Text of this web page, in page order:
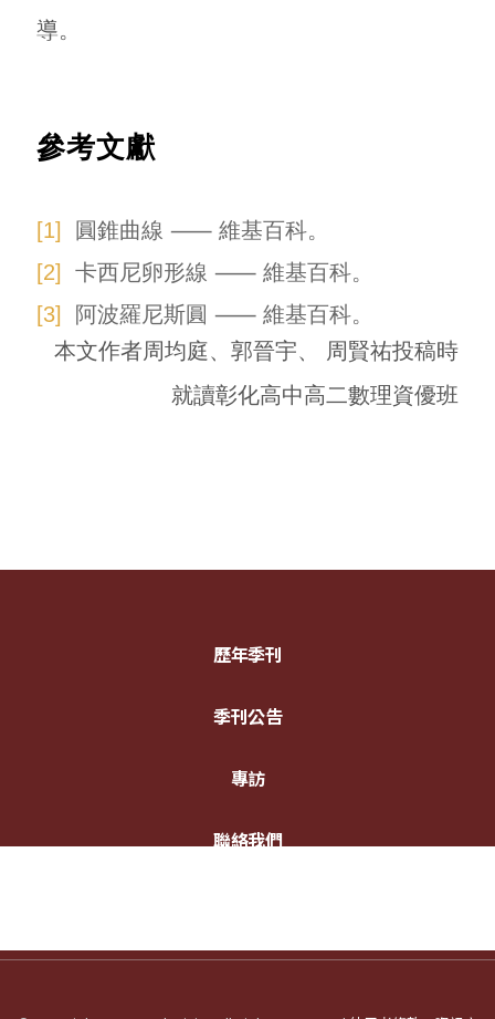
導。
參考文獻
圓錐曲線 ⸺ 維基百科。
卡西尼卵形線 ⸺ 維基百科。
阿波羅尼斯圓 ⸺ 維基百科。
本文作者周均庭、郭晉宇、 周賢祐投稿時
就讀彰化高中高二數理資優班
歷年季刊
季刊公告
專訪
聯絡我們